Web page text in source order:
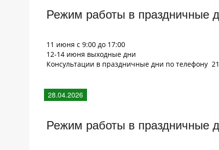
Режим работы в праздничные
11 июня с 9:00 до 17:00
12-14 июня выходные дни
Консультации в праздничные дни по телефону
28.04.2026
Режим работы в праздничные